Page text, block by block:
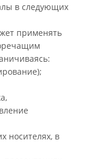
в следующих
применять
носителях, в